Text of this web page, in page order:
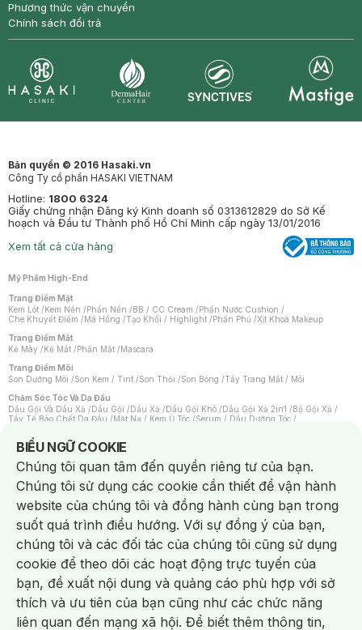
Phương thức vận chuyển
Chính sách đổi trả
Bản quyền © 2016 Hasaki.vn
Công Ty cổ phần HASAKI VIETNAM
Hotline: 1800 6324
Giấy chứng nhận Đăng ký Kinh doanh số 0313612829 do Sở Kế
hoạch và Đầu tư Thành phố Hồ Chí Minh cấp ngày 13/01/2016
Xem tất cả cửa hàng
Mỹ Phẩm High-End
Trang Điểm Mặt
Kem Lót /Kem Nền /Phấn Nền /BB / CC Cream /Phấn Nước Cushion /
Che Khuyết Điểm /Má Hồng /Tạo Khối / Highlight /Phấn Phủ /Xịt Khoá Makeup
Trang Điểm Mắt
Kẻ Mày /Kẻ Mắt /Phấn Mắt /Mascara
Trang Điểm Môi
Son Dưỡng Môi /Son Kem / Tint /Son Thỏi /Son Bóng /Tẩy Trang Mắt / Môi
Chăm Sóc Tóc Và Da Đầu
Dầu Gội Và Dầu Xả /Dầu Gội /Dầu Xả /Dầu Gội Khô /Dầu Gội Xả 2in1 /Bộ Gội Xả /
Tẩy Tế Bào Chết Da Đầu /Mặt Nạ / Kem Ủ Tóc /Serum / Dầu Dưỡng Tóc /
Máy Sấy Tóc
Lược
Kem Tẩy Lông/Dụng Cụ Tẩy Lông
Nước Hoa
Nước Hoa Nam Nước Hoa Cao Cấp Xịt Thơm Toàn Thân
Nước Hoa Vùng Kín
Chăm Sóc Cá Nhân
Chống Muỗi
Khẩu Trang Máy Massage Mặt Nạ Xông Hơi/Nước Rửa Tay
Sản Phẩm Chăm Sóc Khác/ Bàn Chải Đánh Răng /Bàn Chải Điện/
Hỗ Trợ Trắng Răng / Kem Đánh Răng Máy Tăm Nước Nước Súc Miệng
Tăm / Chỉ Nha Khoa /Xịt Thơm Miệng / Dung Dịch Vệ Sinh/Dưỡng Vùng Kín/
Khăn Ướt Vệ Sinh Vùng Kín
/Băng Vệ Sinh Tampon Bọt Cạo Râu Dao Cạo Râu/
Máy Cạo Râu
Vấn Đề Về Da
Da Dầu / Lỗ Chân Lông To
Da Khô / Mất Nước /Da Lão Hóa / Da Mụn/
Da Nhạy Cảm / Kích Ứng/Da Xỉn Màu/Thâm / Nám / Tàn Nhang/
BIỂU NGỮ COOKIE
Notice about cookies usage
Chúng tôi quan tâm đến quyền riêng tư của bạn.
Chúng tôi sử dụng các cookie cần thiết để vận hành
website của chúng tôi và đồng hành cùng bạn trong
suốt quá trình điều hướng. Với sự đồng ý của bạn,
chúng tôi và các đối tác của chúng tôi cũng sử dụng
cookie để theo dõi các hoạt động trực tuyến của
bạn, đề xuất nội dung và quảng cáo phù hợp với sở
thích và ưu tiên của bạn cũng như các chức năng
liên quan đến mạng xã hội. Để biết thêm thông tin,